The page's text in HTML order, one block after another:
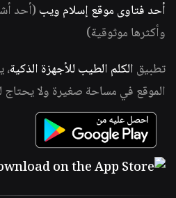
أحد فتاوى موقع إسلام ويب (أحد
وأكثرها موثوقية)
تطبيق الكلم الطيب للأجهزة الذكية،
الموقع في مساحة صغيرة ولا يحتاج